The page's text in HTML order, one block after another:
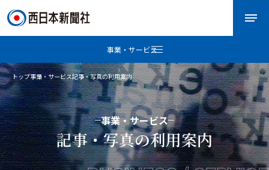
トップ事業・サービス記事・写真の利用案内
事業・サービス
記事・写真の利用案内
事業・サービス